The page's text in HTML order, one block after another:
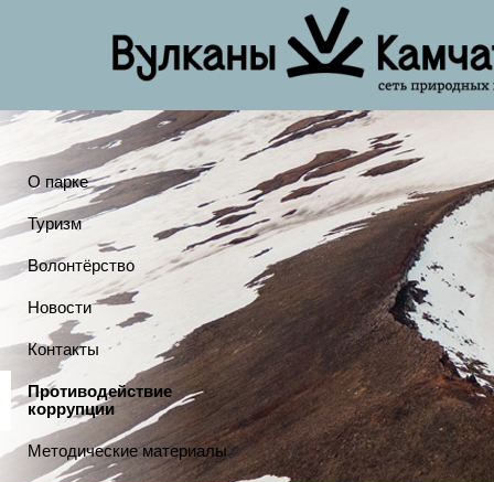
О парке
Туризм
Волонтёрство
Новости
Контакты
Противодействие
коррупции
Методические материалы